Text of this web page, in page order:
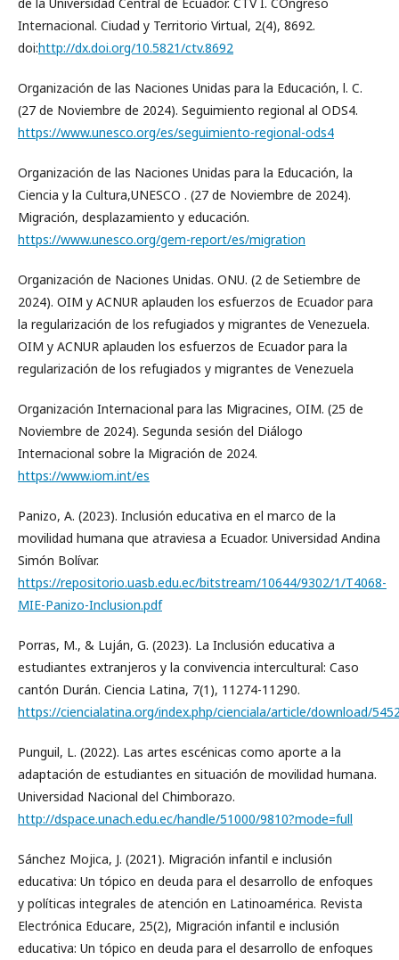
Internacional. Ciudad y Territorio Virtual, 2(4), 8692.
doi:http://dx.doi.org/10.5821/ctv.8692
Organización de las Naciones Unidas para la Educación, l. C.
(27 de Noviembre de 2024). Seguimiento regional al ODS4.
https://www.unesco.org/es/seguimiento-regional-ods4
Organización de las Naciones Unidas para la Educación, la
Ciencia y la Cultura,UNESCO . (27 de Noviembre de 2024).
Migración, desplazamiento y educación.
https://www.unesco.org/gem-report/es/migration
Organización de Naciones Unidas. ONU. (2 de Setiembre de
2024). OIM y ACNUR aplauden los esfuerzos de Ecuador para
la regularización de los refugiados y migrantes de Venezuela.
OIM y ACNUR aplauden los esfuerzos de Ecuador para la
regularización de los refugiados y migrantes de Venezuela
Organización Internacional para las Migracines, OIM. (25 de
Noviembre de 2024). Segunda sesión del Diálogo
Internacional sobre la Migración de 2024.
https://www.iom.int/es
Panizo, A. (2023). Inclusión educativa en el marco de la
movilidad humana que atraviesa a Ecuador. Universidad Andina
Simón Bolívar.
https://repositorio.uasb.edu.ec/bitstream/10644/9302/1/T4068-
MIE-Panizo-Inclusion.pdf
Porras, M., & Luján, G. (2023). La Inclusión educativa a
estudiantes extranjeros y la convivencia intercultural: Caso
cantón Durán. Ciencia Latina, 7(1), 11274-11290.
https://ciencialatina.org/index.php/cienciala/article/download/
Punguil, L. (2022). Las artes escénicas como aporte a la
adaptación de estudiantes en situación de movilidad humana.
Universidad Nacional del Chimborazo.
http://dspace.unach.edu.ec/handle/51000/9810?mode=full
Sánchez Mojica, J. (2021). Migración infantil e inclusión
educativa: Un tópico en deuda para el desarrollo de enfoques
y políticas integrales de atención en Latinoamérica. Revista
Electrónica Educare, 25(2), Migración infantil e inclusión
educativa: Un tópico en deuda para el desarrollo de enfoques